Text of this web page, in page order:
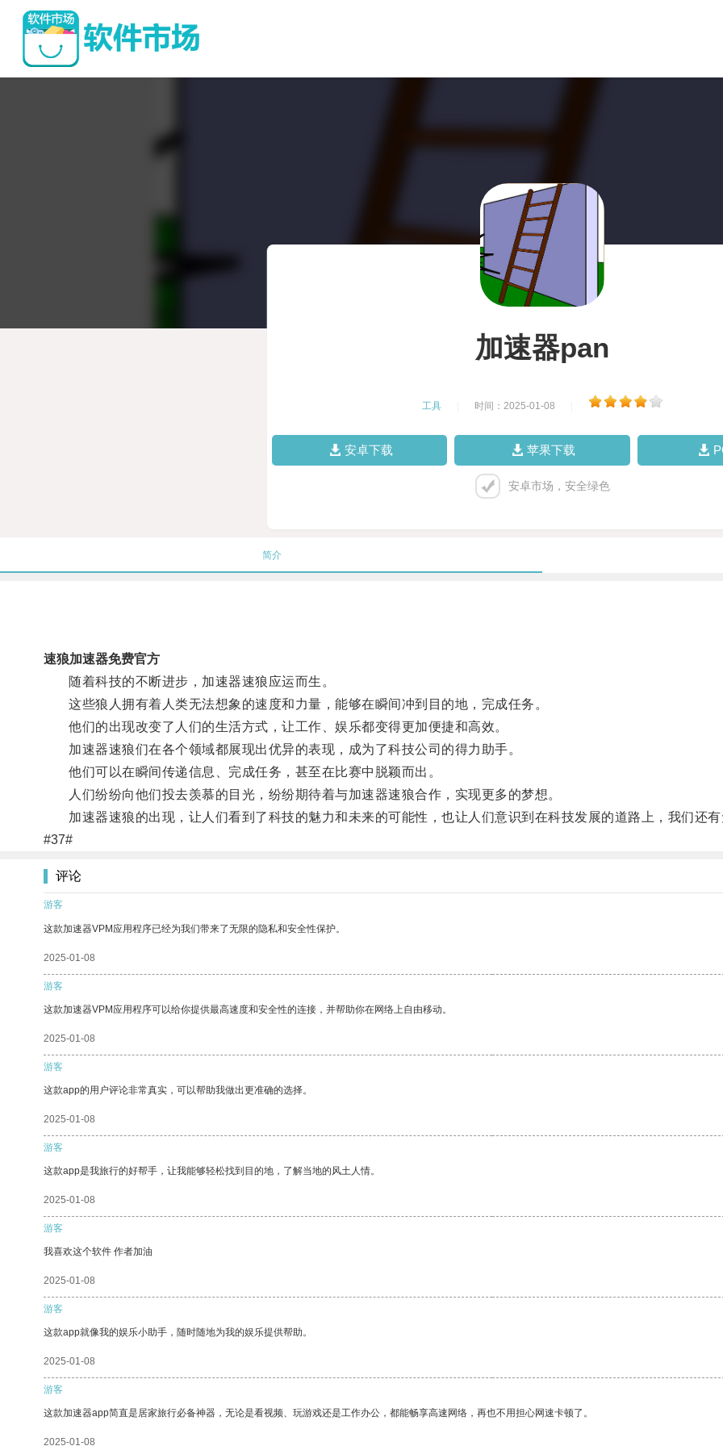
加速器pan
工具 时间：2025-01-08
安卓下载 苹果下载
安卓市场，安全绿色
简介
速狼加速器免费官方
随着科技的不断进步，加速器速狼应运而生。
这些狼人拥有着人类无法想象的速度和力量，能够在瞬间冲到目的地，完成任务。
他们的出现改变了人们的生活方式，让工作、娱乐都变得更加便捷和高效。
加速器速狼们在各个领域都展现出优异的表现，成为了科技公司的得力助手。
他们可以在瞬间传递信息、完成任务，甚至在比赛中脱颖而出。
人们纷纷向他们投去羡慕的目光，纷纷期待着与加速器速狼合作，实现更多的梦想。
加速器速狼的出现，让人们看到了科技的魅力和未来的可能性，也让人们意识到在科技发展的道路上，我们还有
#37#
评论
游客
这款加速器VPM应用程序已经为我们带来了无限的隐私和安全性保护。
2025-01-08
游客
这款加速器VPM应用程序可以给你提供最高速度和安全性的连接，并帮助你在网络上自由移动。
2025-01-08
游客
这款app的用户评论非常真实，可以帮助我做出更准确的选择。
2025-01-08
游客
这款app是我旅行的好帮手，让我能够轻松找到目的地，了解当地的风土人情。
2025-01-08
游客
我喜欢这个软件 作者加油
2025-01-08
游客
这款app就像我的娱乐小助手，随时随地为我的娱乐提供帮助。
2025-01-08
游客
这款加速器app简直是居家旅行必备神器，无论是看视频、玩游戏还是工作办公，都能畅享高速网络，再也不用担心网速卡顿了。
2025-01-08